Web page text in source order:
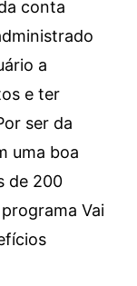
conta
a
e ter
ser da
uma boa
de 200
Vai